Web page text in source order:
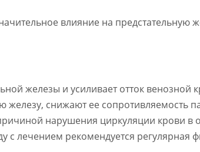
влияние на предстательную
железы и усиливает отток венозной
железу, снижают ее сопротивляемость
нарушения циркуляции крови в
лечением рекомендуется регулярная